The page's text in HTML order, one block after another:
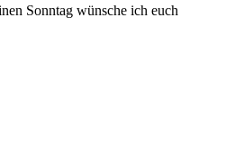
Sonntag wünsche ich euch